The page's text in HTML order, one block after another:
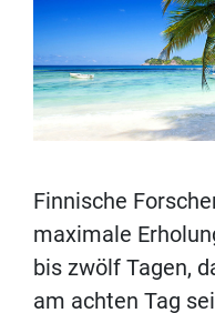
Finnische
maximale
bis zwölf Tagen,
am achten Tag